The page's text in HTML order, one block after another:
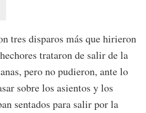
tres disparos más que hirieron
trataron de salir de la
pero no pudieron, ante lo
sobre los asientos y los
sentados para salir por la